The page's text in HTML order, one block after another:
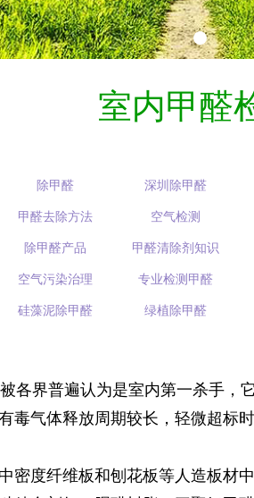
室内甲醛
界普遍认为是室内第一杀手，
毒气体释放周期较长，轻微超标
纤维板和刨花板等人造板材中
除甲醛 深圳除甲醛
甲醛去除方法 空气检测
除甲醛产品 甲醛清除剂知识
空气污染治理 专业检测甲醛
硅藻泥除甲醛 绿植除甲醛